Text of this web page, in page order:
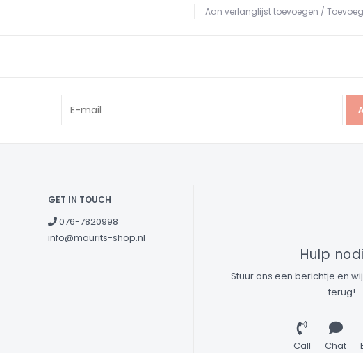
Aan verlanglijst toevoegen /
GET IN TOUCH
076-7820998
info@maurits-shop.nl
Hulp
Stuur ons een berichtje en
terug!
Call Chat